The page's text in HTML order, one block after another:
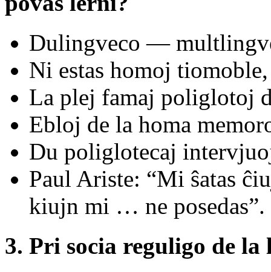
Dulingveco —
Ni estas homoj
La plej famaj poliglotoj
Ebloj de la homa
Du poliglotecaj
Paul Ariste: “Mi ŝatas
kiujn mi … ne posedas”.
3. Pri socia reguligo de la